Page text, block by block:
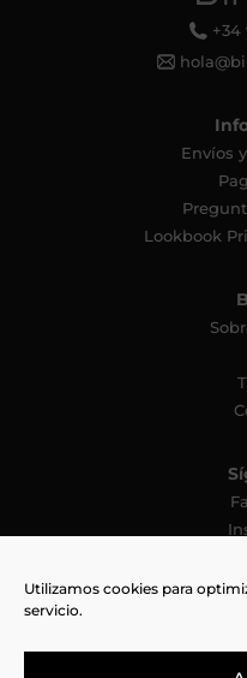
Utilizamos cookies para
servicio.
+34
Envíos
Lookbook